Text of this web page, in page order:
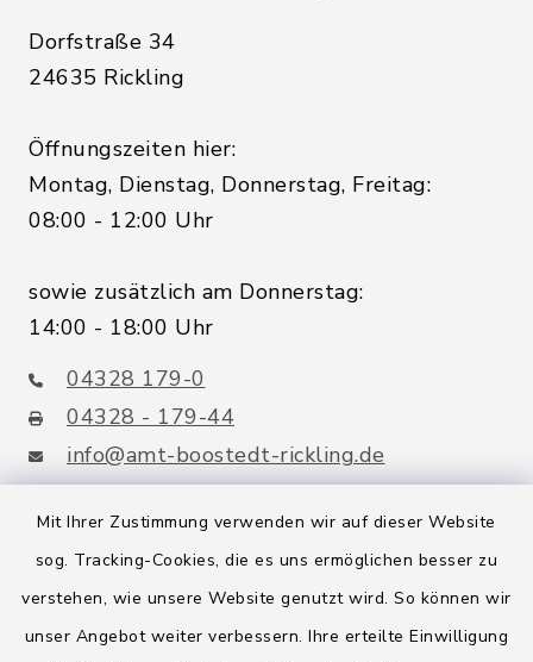
Mit Ihrer Zustimmung verwenden wir auf dieser Website
sog. Tracking-Cookies, die es uns ermöglichen besser zu
verstehen, wie unsere Website genutzt wird. So können wir
unser Angebot weiter verbessern. Ihre erteilte Einwilligung
Dorfstraße 34
24635 Rickling
Öffnungszeiten hier:
Montag, Dienstag, Donnerstag, Freitag:
08:00 - 12:00 Uhr
sowie zusätzlich am Donnerstag:
14:00 - 18:00 Uhr
04328 179-0
04328 - 179-44
info@amt-boostedt-rickling.de
Quicklinks
Amt Boostedt-Rickling